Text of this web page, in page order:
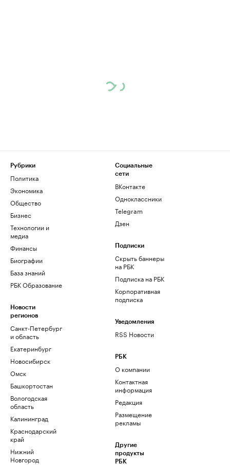
Рубрики
Политика
Экономика
Общество
Бизнес
Технологии и
медиа
Финансы
Биографии
База знаний
РБК Образование
Новости
регионов
Санкт-Петербург
и область
Екатеринбург
Новосибирск
Омск
Башкортостан
Вологодская
область
Калининград
Краснодарский
край
Нижний
Новгород
Социальные
сети
ВКонтакте
Одноклассники
Telegram
Дзен
Подписки
Скрыть баннеры
на РБК
Подписка на РБК
Корпоративная
подписка
Уведомления
RSS Новости
РБК
О компании
Контактная
информация
Редакция
Размещение
рекламы
Другие
продукты
РБК